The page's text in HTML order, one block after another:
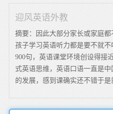
迎风英语外教
摘要：因此大部分家长或家庭
孩子学习英语听力都是要不就
900句，英语课堂环境创设得接
式英语思维，英语口语一直是
的发展，感到课确实还不错于